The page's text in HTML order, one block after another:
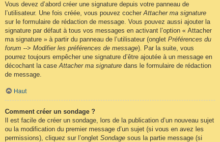
Vous devez d’abord créer une signature depuis votre panneau de
l’utilisateur. Une fois créée, vous pouvez cocherAttacher ma signature
sur le formulaire de rédaction de message. Vous pouvez aussi ajouter la
signature par défaut à tous vos messages en activant l’option « Attacher
ma signature » à partir du panneau de l’utilisateur (onglet Préférences du
forum --> Modifier les préférences de message). Par la suite, vous
pourrez toujours empêcher une signature d’être ajoutée à un message en
décochant la caseAttacher ma signature dans le formulaire de rédaction
de message.
Haut
Comment créer un sondage ?
Il est facile de créer un sondage, lors de la publication d’un nouveau sujet
ou la modification du premier message d’un sujet (si vous en avez les
permissions), cliquez sur l’onglet Sondage sous la partie message (si